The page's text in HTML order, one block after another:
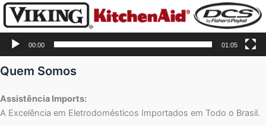
00:00 01:05
Quem Somos
Assistência Imports:
A Excelência em Eletrodomésticos Importados em Todo o Brasil.